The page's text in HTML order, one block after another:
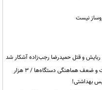
نیست
ربایش و قتل حمیدرضا رجب‌زاده آشکار شد
ریمـدان؛ مرزی گرفتار در صف، کمبود زیرساخت و ضعف هماهنگی دستگاه‌ها / ۳ هزار
بهداشتی!